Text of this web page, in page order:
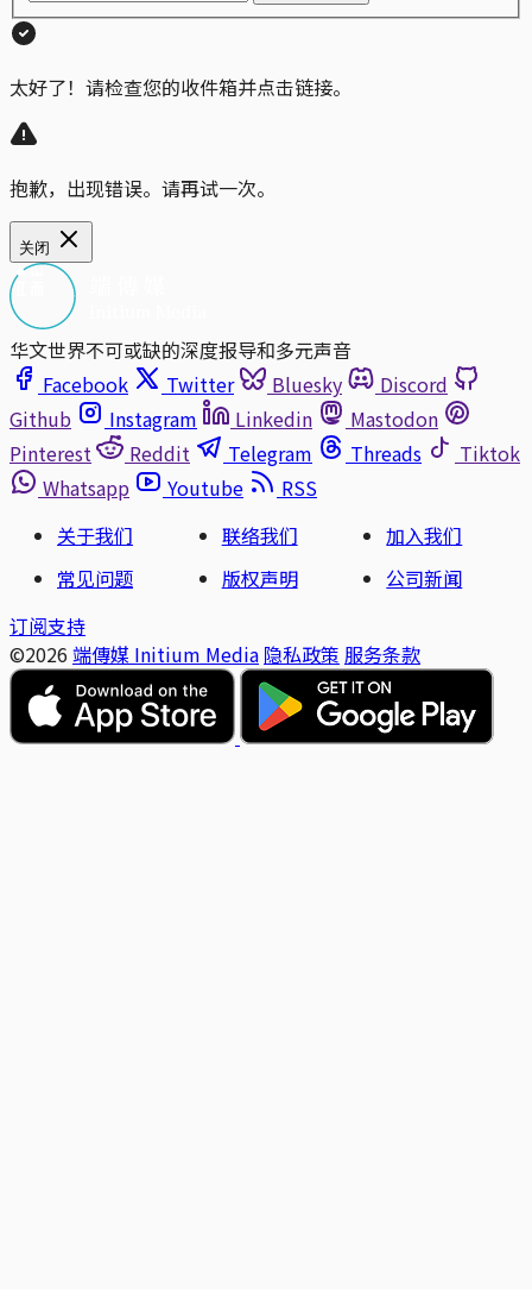
太好了！请检查您的收件箱并点击链接。
抱歉，出现错误。请再试一次。
关闭
华文世界不可或缺的深度报导和多元声音
Facebook
Twitter Bluesky
Discord
Github
Instagram Linkedin
Mastodon
Pinterest
Reddit Telegram Threads
Tiktok
Whatsapp
Youtube
RSS
关于我们
联络我们
加入我们
常见问题
版权声明
公司新闻
订阅支持
©2026 端傳媒 Initium Media 隐私政策 服务条款